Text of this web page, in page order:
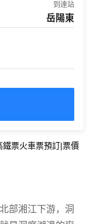
到達站
鐵票火車票預訂|票價
部湘江下游，洞